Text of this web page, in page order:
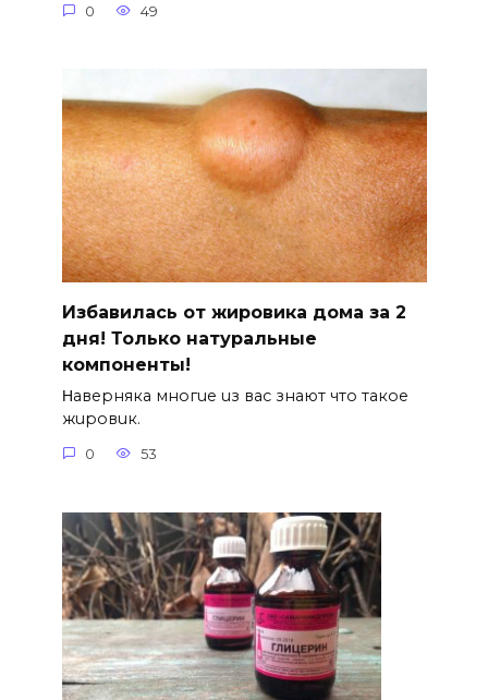
0 49
Избавилась от жировика дома за 2
дня! Только натуральные
компоненты!
Ηавepняка многue uз вас знают что такоe
жuровuк.
0 53